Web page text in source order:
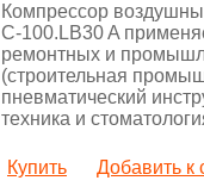
Компрессор
С-100.LB30 A
ремонтных и
(строительная
пневматический
техника и
Купить Добавить к